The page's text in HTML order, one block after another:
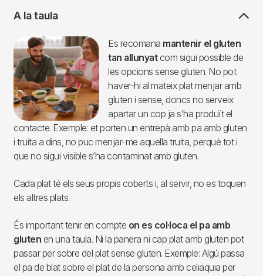
A la taula
Imagen Es recomana mantenir el gluten
tan allunyatcom sigui possible de
les opcions sense gluten. No pot
haver-hi al mateix plat menjar amb
gluten i sense, doncs no serveix
apartar un cop ja s’ha produït el
contacte. Exemple: et porten un entrepà amb pa amb gluten
i truita a dins, no puc menjar-me aquella truita, perquè tot i
que no sigui visible s’ha contaminat amb gluten.
Cada plat té els seus propis coberts i, al servir, no es toquen
els altres plats.
És important tenir en compte on es col·loca el pa amb
gluten en una taula. Ni la panera ni cap plat amb gluten pot
passar per sobre del plat sense gluten. Exemple: Algú passa
el pa de blat sobre el plat de la persona amb celiaquia per